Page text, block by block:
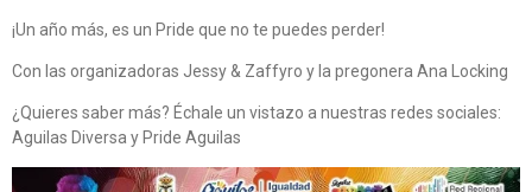
¡Un año más, es un Pride que no te puedes perder!
Con las organizadoras Jessy & Zaffyro y la pregonera Ana Locking
¿Quieres saber más? Échale un vistazo a nuestras redes sociales:
Aguilas Diversa y Pride Aguilas